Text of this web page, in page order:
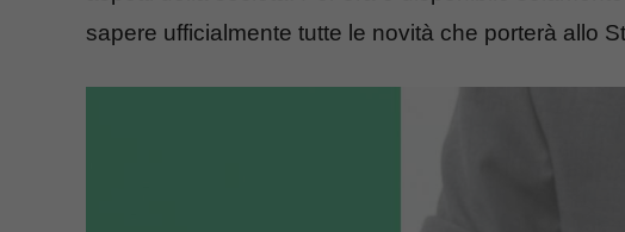
sapere ufficialmente tutte le novità che porterà allo